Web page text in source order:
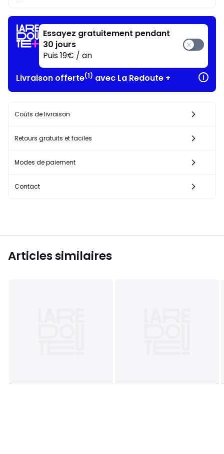
Essayez gratuitement pendant
30 jours
Puis 19€ / an
Livraison offerte(1) avec La Redoute +
Coûts de livraison
Retours gratuits et faciles
Modes de paiement
Contact
Articles similaires